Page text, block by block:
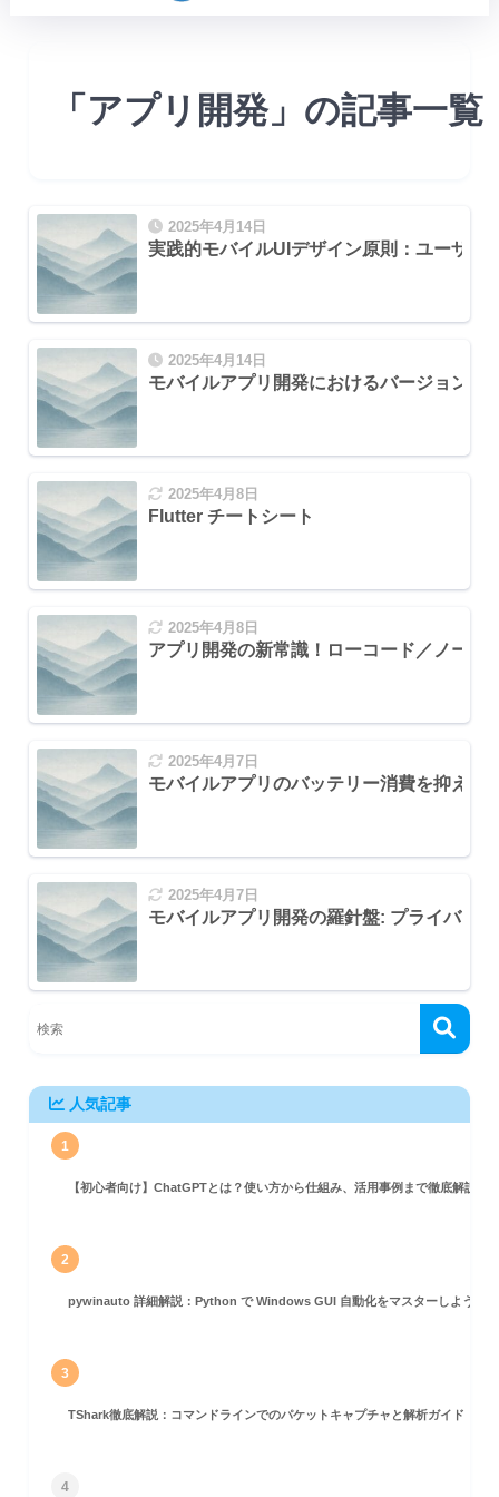
択と使い分け
の活用
ンターフェース
「アプリ開発」の記事一覧
2025年4月14日
実践的モバイルUIデザイン原則：ユーザー
2025年4月14日
モバイルアプリ開発におけるバージョン管
2025年4月8日
Flutter チートシート
2025年4月8日
アプリ開発の新常識！ローコード／ノーコ
2025年4月7日
モバイルアプリのバッテリー消費を抑える
2025年4月7日
モバイルアプリ開発の羅針盤: プライバシ
人気記事
1
【初心者向け】ChatGPTとは？使い方から仕組み、活用事例まで徹底解説
2
pywinauto 詳細解説：Python で Windows GUI 自動化をマスターしよう！
3
TShark徹底解説：コマンドラインでのパケットキャプチャと解析ガイド
4